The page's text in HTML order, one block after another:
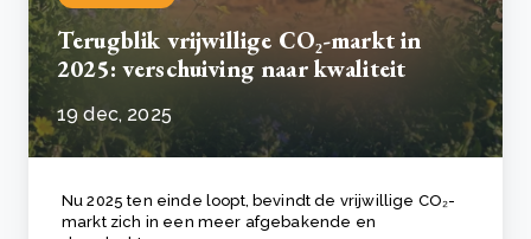
Terugblik vrijwillige CO₂-markt in
2025: verschuiving naar kwaliteit
19 dec, 2025
Nu 2025 ten einde loopt, bevindt de vrijwillige CO₂-
markt zich in een meer afgebakende en